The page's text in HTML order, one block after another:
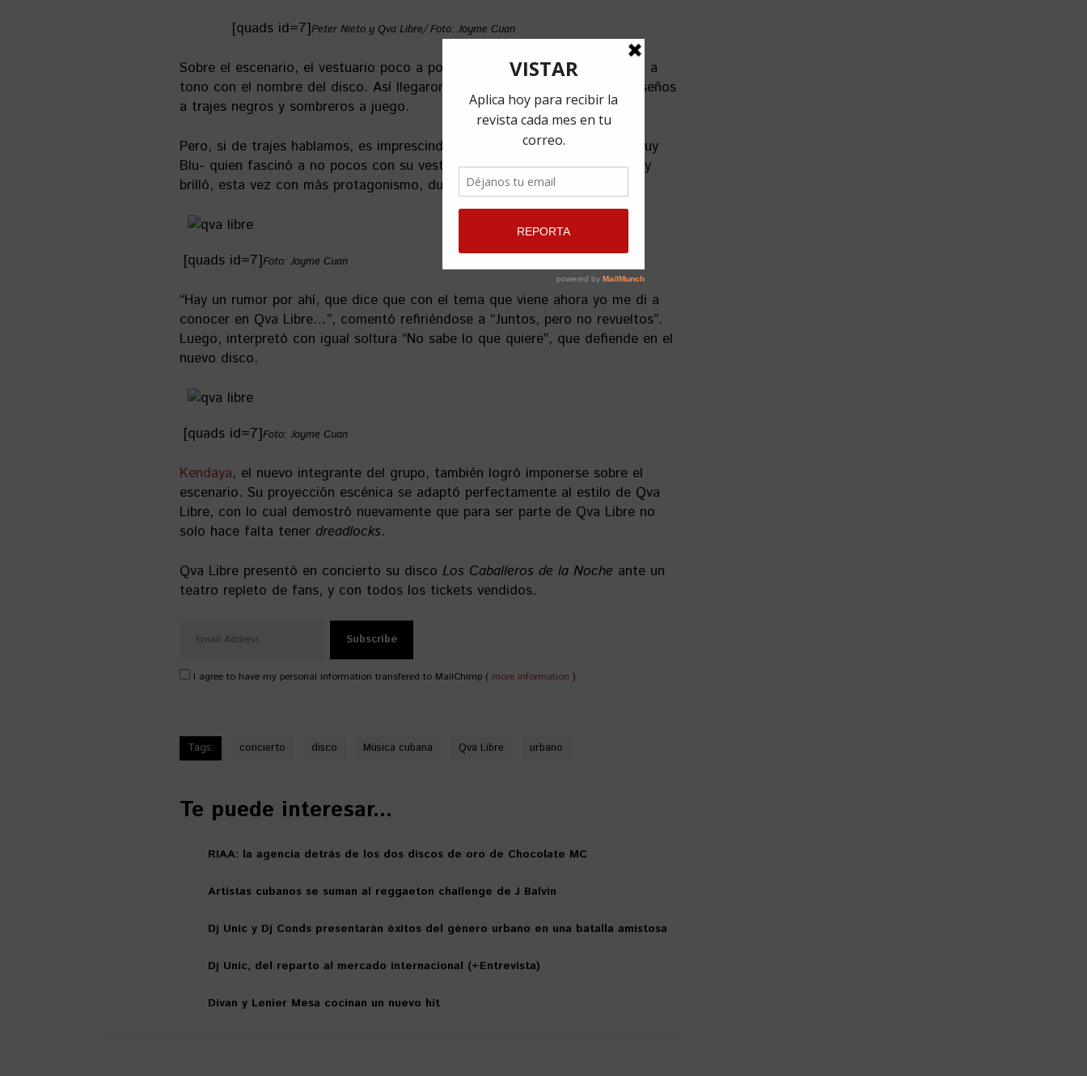
[quads id=7]Peter Nieto y Qva Libre/ Foto: Joyme Cuan
Sobre el escenario, el vestuario poco a poco dio paso a una nueva imagen a
tono con el nombre del disco. Así llegaron de sus singulares y vistosos diseños
a trajes negros y sombreros a juego.
Pero, si de trajes hablamos, es imprescindible destacar a Margarita – Maguy
Blu- quien fascinó a no pocos con su vestido de atrevidas transparencias y
brilló, esta vez con más protagonismo, durante todo el concierto.
[quads id=7]Foto: Joyme Cuan
“Hay un rumor por ahí, que dice que con el tema que viene ahora yo me di a
conocer en Qva Libre…”, comentó refiriéndose a “Juntos, pero no revueltos”.
Luego, interpretó con igual soltura “No sabe lo que quiere”, que defiende en el
nuevo disco.
[quads id=7]Foto: Joyme Cuan
Kendaya, el nuevo integrante del grupo, también logró imponerse sobre el
escenario. Su proyección escénica se adaptó perfectamente al estilo de Qva
Libre, con lo cual demostró nuevamente que para ser parte de Qva Libre no
solo hace falta tener dreadlocks.
Qva Libre presentó en concierto su disco Los Caballeros de la Noche ante un
teatro repleto de fans, y con todos los tickets vendidos.
I agree to have my personal information transfered to MailChimp ( more information )
Tags: concierto disco Música cubana Qva Libre urbano
Te puede interesar...
RIAA: la agencia detrás de los dos discos de oro de Chocolate MC
Artistas cubanos se suman al reggaeton challenge de J Balvin
Dj Unic y Dj Conds presentarán éxitos del género urbano en una batalla amistosa
Dj Unic, del reparto al mercado internacional (+Entrevista)
Divan y Lenier Mesa cocinan un nuevo hit